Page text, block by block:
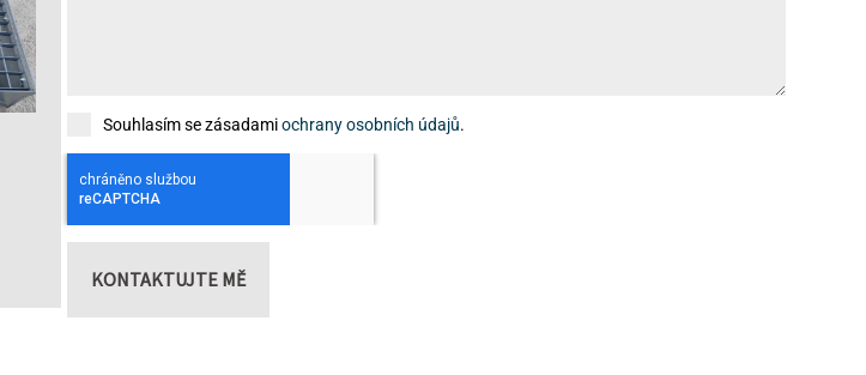
Souhlasím se zásadamiochrany osobních údajů.
KONTAKTUJTE MĚ